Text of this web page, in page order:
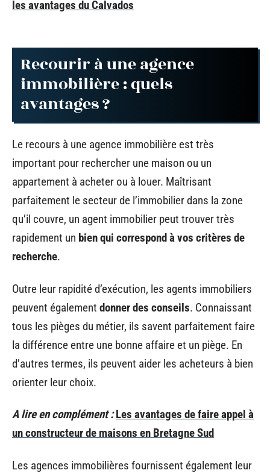
les avantages du Calvados
Recourir à une agence
immobilière : quels
avantages ?
Le recours à une agence immobilière est très
important pour rechercher une maison ou un
appartement à acheter ou à louer. Maîtrisant
parfaitement le secteur de l’immobilier dans la zone
qu’il couvre, un agent immobilier peut trouver très
rapidement un bien qui correspond à vos critères de
recherche.
Outre leur rapidité d’exécution, les agents immobiliers
peuvent également donner des conseils. Connaissant
tous les pièges du métier, ils savent parfaitement faire
la différence entre une bonne affaire et un piège. En
d’autres termes, ils peuvent aider les acheteurs à bien
orienter leur choix.
A lire en complément : Les avantages de faire appel à
un constructeur de maisons en Bretagne Sud
Les agences immobilières fournissent également leur